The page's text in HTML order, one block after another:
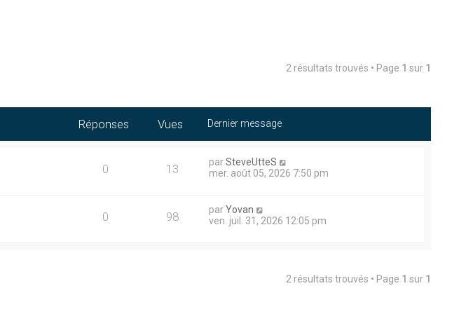
2 résultats trouvés • Page 1 sur 1
Réponses Vues Dernier message
0 13 parSteveUtteS
mer. août 05, 2026 7:50 pm
0 98 parYovan
ven. juil. 31, 2026 12:05 pm
2 résultats trouvés • Page 1 sur 1